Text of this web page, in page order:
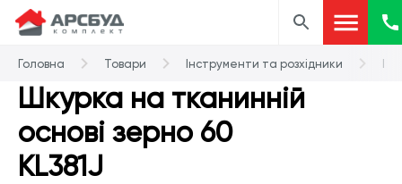
Головна Товари Інструменти та розхідники
Шкурка на тканинній
основі зерно 60
KL381J